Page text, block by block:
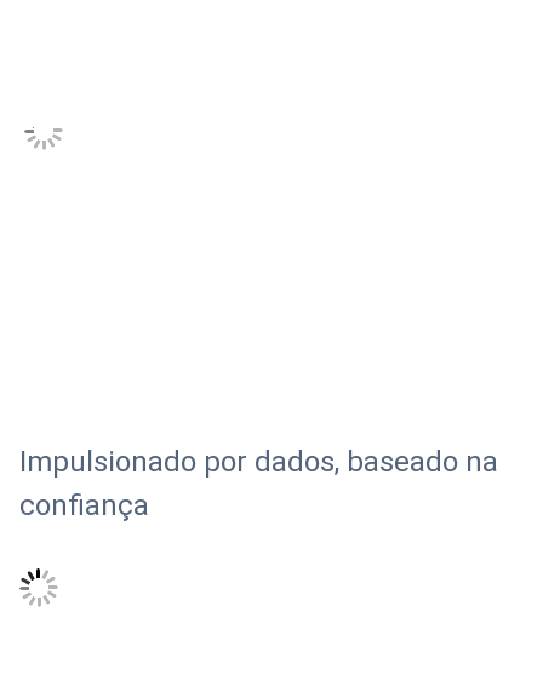
Impulsionado por dados, baseado na
confiança